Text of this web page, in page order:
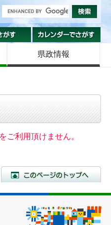
組織でさがす
県政情報
ご利用頂けません。
のページに戻る